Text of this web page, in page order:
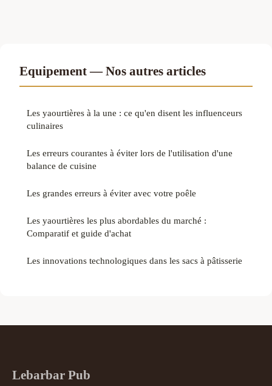
Equipement — Nos autres articles
Les yaourtières à la une : ce qu'en disent les influenceurs
culinaires
Les erreurs courantes à éviter lors de l'utilisation d'une
balance de cuisine
Les grandes erreurs à éviter avec votre poêle
Les yaourtières les plus abordables du marché :
Comparatif et guide d'achat
Les innovations technologiques dans les sacs à pâtisserie
Lebarbar Pub